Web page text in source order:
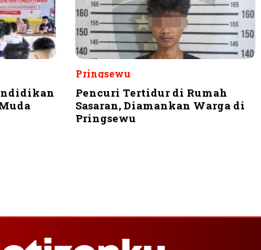
Pringsewu
Pencuri Tertidur di Rumah
Sasaran, Diamankan Warga di
Pringsewu